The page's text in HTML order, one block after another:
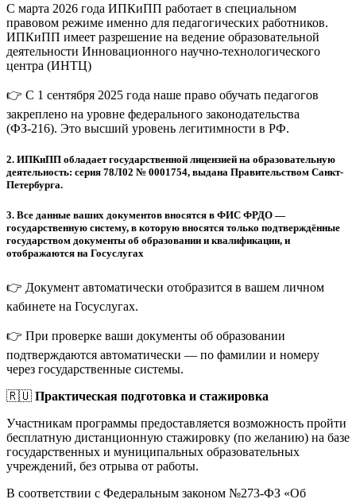
С марта 2026 года ИПКиПП работает в специальном
правовом режиме именно для педагогических работников.
ИПКиПП имеет разрешение на ведение образовательной
деятельности Инновационного научно-технологического
центра (ИНТЦ)
👉 С 1 сентября 2025 года наше право обучать педагогов
закреплено на уровне федерального законодательства
(ФЗ-216). Это высший уровень легитимности в РФ.
2. ИПКиПП обладает государственной лицензией на образовательную
деятельность: серия 78Л02 № 0001754, выдана Правительством Санкт-
Петербурга.
3. Все данные ваших документов вносятся в ФИС ФРДО —
государственную систему, в которую вносятся только подтверждённые
государством документы об образовании и квалификации, и
отображаются на Госуслугах
👉 Документ автоматически отобразится в вашем личном
кабинете на Госуслугах.
👉 При проверке ваши документы об образовании
подтверждаются автоматически — по фамилии и номеру
через государственные системы.
🇷🇺 Практическая подготовка и стажировка
Участникам программы предоставляется возможность пройти
бесплатную дистанционную стажировку (по желанию) на базе
государственных и муниципальных образовательных
учреждений, без отрыва от работы.
В соответствии с Федеральным законом №273-ФЗ «Об